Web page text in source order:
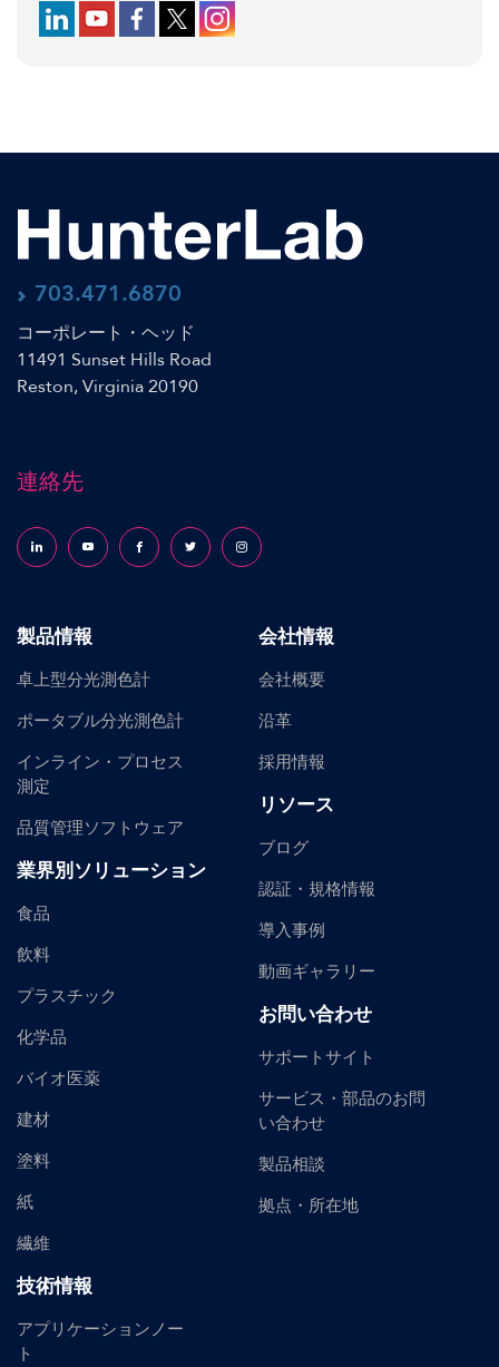
Follow us on LinkedIn
Follow us on YouTube
Follow us on Facebook
Follow us on X (formerly Twitter)
Follow us on Instagram
703.471.6870
コーポレート・ヘッド
11491 Sunset Hills Road
Reston, Virginia 20190
連絡先
Follow us on LinkedInFollow us on YouTubeFollow us on Facebook
Follow us on X (formerly Twitter)
Follow us on Instagram
製品情報
卓上型分光測色計
ポータブル分光測色計
インライン・プロセス
測定
品質管理ソフトウェア
業界別ソリューション
食品
飲料
プラスチック
化学品
バイオ医薬
建材
塗料
紙
繊維
技術情報
アプリケーションノー
ト
会社情報
会社概要
沿革
採用情報
リソース
ブログ
認証・規格情報
導入事例
動画ギャラリー
お問い合わせ
サポートサイト
サービス・部品のお問
い合わせ
製品相談
拠点・所在地